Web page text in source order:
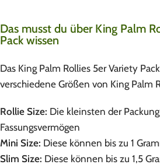
Das musst du über King Palm
Pack wissen
Das King Palm Rollies 5er Variety
verschiedene Größen von King Palm
Rollie Size: Die kleinsten der
Fassungsvermögen
Mini Size: Diese können bis zu 1
Slim Size: Diese können bis zu 1,5